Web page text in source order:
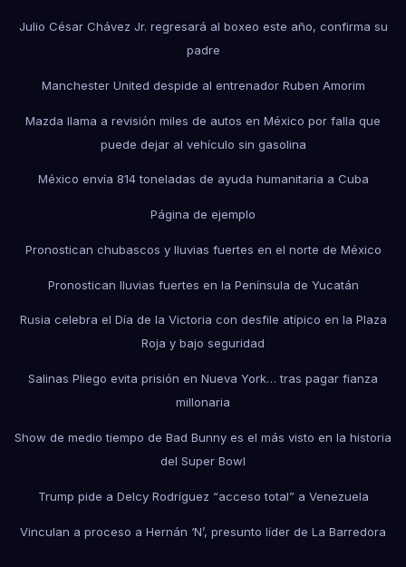
Julio César Chávez Jr. regresará al boxeo este año, confirma su
padre
Manchester United despide al entrenador Ruben Amorim
Mazda llama a revisión miles de autos en México por falla que
puede dejar al vehículo sin gasolina
México envía 814 toneladas de ayuda humanitaria a Cuba
Página de ejemplo
Pronostican chubascos y lluvias fuertes en el norte de México
Pronostican lluvias fuertes en la Península de Yucatán
Rusia celebra el Día de la Victoria con desfile atípico en la Plaza
Roja y bajo seguridad
Salinas Pliego evita prisión en Nueva York… tras pagar fianza
millonaria
Show de medio tiempo de Bad Bunny es el más visto en la historia
del Super Bowl
Trump pide a Delcy Rodríguez “acceso total” a Venezuela
Vinculan a proceso a Hernán ‘N’, presunto líder de La Barredora